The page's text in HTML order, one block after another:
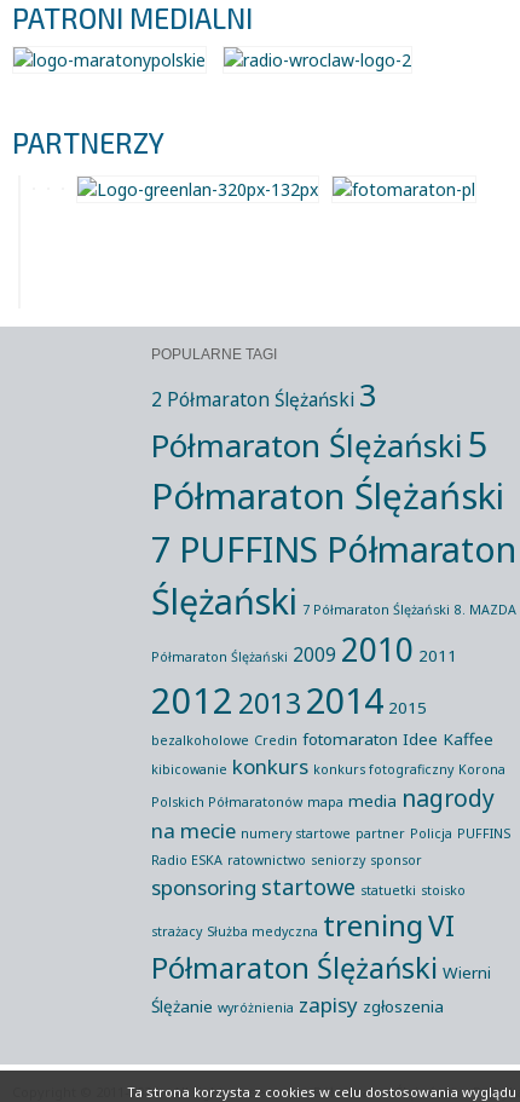
PATRONI MEDIALNI
PARTNERZY
POPULARNE TAGI
2 Półmaraton Ślężański 3
Półmaraton Ślężański 5
Półmaraton Ślężański
7 PUFFINS Półmaraton
Ślężański 7 Półmaraton Ślężański 8. MAZDA
Półmaraton Ślężański 2009 2010 2011
2012 20132014 2015
bezalkoholowe Credin fotomaraton Idee Kaffee
kibicowanie konkurs konkurs fotograficzny Korona
Polskich Półmaratonów mapa media nagrody
na mecie numery startowe partner Policja PUFFINS
Radio ESKA ratownictwo seniorzy sponsor
sponsoring startowe statuetki stoisko
strażacy Służba medyczna treningVI
Półmaraton Ślężański Wierni
Ślężanie wyróżnienia zapisy zgłoszenia
Copyright © 2011-2026 All rights reservedPółmaraton Ślężański
Ta strona korzysta z cookies w celu dostosowania